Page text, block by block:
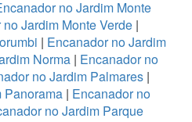
no Jardim Monte
Jardim Monte Verde |
| Encanador no Jardim
Norma| Encanador no
no Jardim Palmares|
Panorama | Encanador no
no Jardim Parque